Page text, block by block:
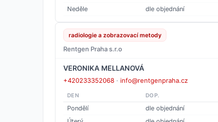
Neděle
dle objednání
radiologie a zobrazovací metody
Rentgen Praha s.r.o
VERONIKA MELLANOVÁ
+420233352068 · info@rentgenpraha.cz
DEN DOP.
Pondělí
dle objednání